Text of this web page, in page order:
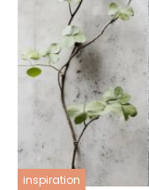
inspiration